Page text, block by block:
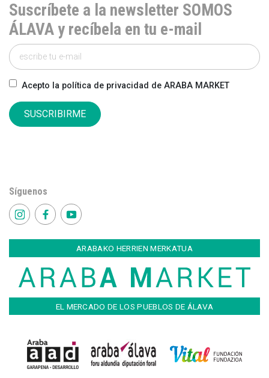
Suscríbete a la newsletter SOMOS
ÁLAVA y recíbela en tu e-mail
Acepto la política de privacidad de ARABA MARKET
SUSCRIBIRME
Síguenos
ARABAKO HERRIEN MERKATUA
EL MERCADO DE LOS PUEBLOS DE ÁLAVA